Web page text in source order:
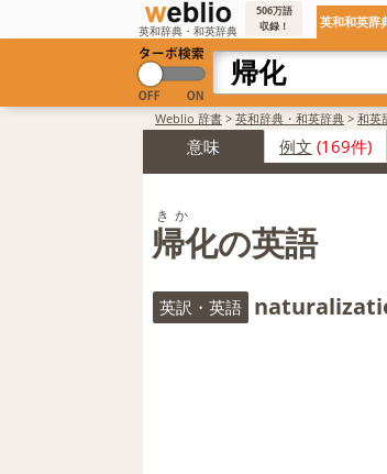
英和辞典・和英辞典
506万語
収録！
英和和英辞
Weblio 辞書 > 英和辞典・和英辞典 > 和英
意味 例文 (169件)
帰化の英語
きか
英訳・英語